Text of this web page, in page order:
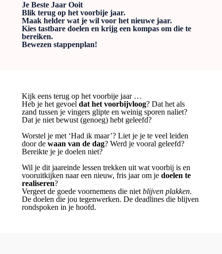
Je Beste Jaar Ooit
Blik terug op het voorbije jaar.
Maak helder wat je wil voor het nieuwe jaar.
Kies tastbare doelen en krijg een kompas om die te
bereiken.
Bewezen stappenplan!
Kijk eens terug op het voorbije jaar …
Heb je het gevoel dat het voorbijvloog? Dat het als
zand tussen je vingers glipte en weinig sporen naliet?
Dat je niet bewust (genoeg) hebt geleefd?
Worstel je met ‘Had ik maar’? Liet je je te veel leiden
door de waan van de dag? Werd je vooral geleefd?
Bereikte je je doelen niet?
Wil je dit jaareinde lessen trekken uit wat voorbij is en
vooruitkijken naar een nieuw, fris jaar om je doelen te
realiseren?
Vergeet de goede voornemens die niet blijven plakken.
De doelen die jou tegenwerken. De deadlines die blijven
rondspoken in je hoofd.